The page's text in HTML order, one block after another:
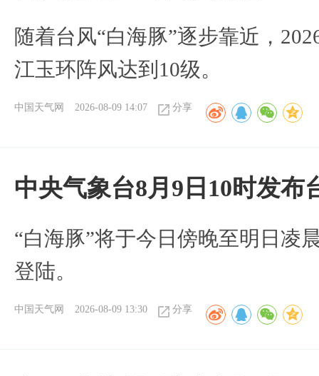
随着台风“白海豚”逐步靠近，
江玉环阵风达到10级。
中国天气网 2026-08-09 14:07 分享
中央气象台8月9日10时发布
“白海豚”将于今日傍晚至明日凌
登陆。
中国天气网 2026-08-09 13:30 分享